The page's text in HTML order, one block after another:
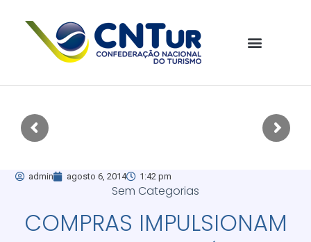
admin agosto 6, 2014 1:42 pm
Sem Categorias
COMPRAS IMPULSIONAM